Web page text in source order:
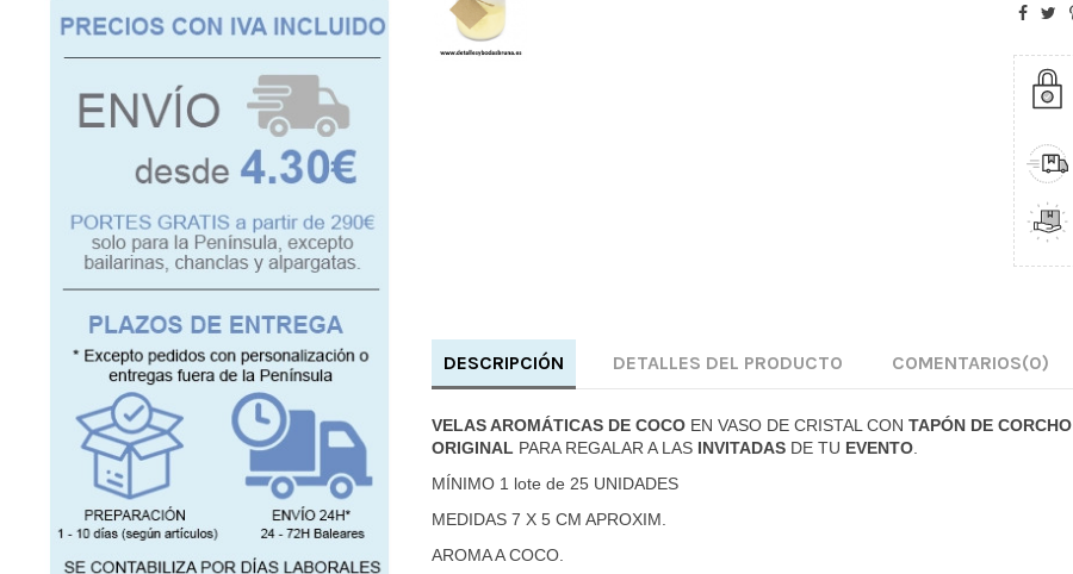
DESCRIPCIÓN DETALLES DEL PRODUCTO COMENTARIOS(0)
VELAS AROMÁTICAS DE COCO EN VASO DE CRISTAL CON TAPÓN DE CORCHO
ORIGINAL PARA REGALAR A LAS INVITADAS DE TU EVENTO
MÍNIMO 1 lote de 25 UNIDADES
MEDIDAS 7 X 5 CM APROXIM.
AROMA A COCO.